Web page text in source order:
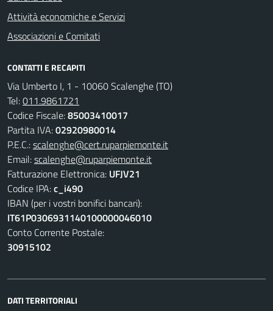
Attività economiche e Servizi
Associazioni e Comitati
CONTATTI E RECAPITI
Via Umberto I, 1 - 10060 Scalenghe (TO)
Tel:011.9861721
Codice Fiscale:85003410017
Partita IVA:02920980014
P.E.C.:scalenghe@cert.ruparpiemonte.it
Email:scalenghe@ruparpiemonte.it
Fatturazione Elettronica: UFJV21
Codice IPA:c_i490
IBAN (per i vostri bonifici bancari):
IT61P0306931140100000046010
Conto Corrente Postale:
30915102
DATI TERRITORIALI